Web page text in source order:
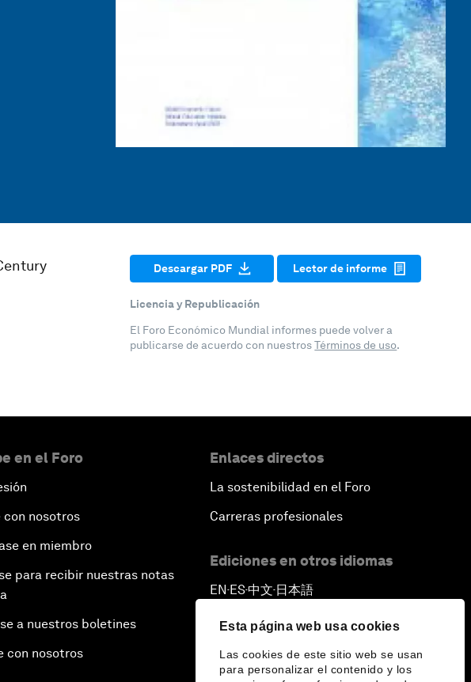
Esta página web usa cookies
Las cookies de este sitio web se usan
para personalizar el contenido y los
Descargar PDF Lector de informe
Licencia y Republicación
El Foro Económico Mundial informes puede volver a
publicarse de acuerdo con nuestrosTérminos de uso.
en el Foro
con nosotros
en miembro
para recibir nuestras notas
a nuestros boletines
con nosotros
Enlaces directos
La sostenibilidad en el Foro
Carreras profesionales
Ediciones en otros idiomas
EN ▪ES▪中文▪ 日本語